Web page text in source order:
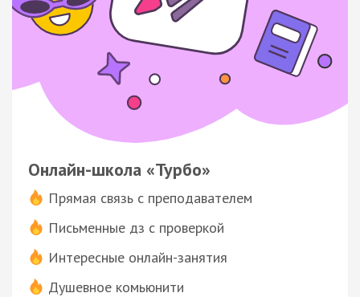
Онлайн-школа «Турбо»
Прямая связь с преподавателем
Письменные дз с проверкой
Интересные онлайн-занятия
Душевное комьюнити